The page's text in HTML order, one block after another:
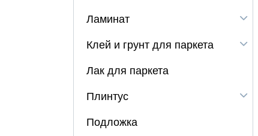
Ламинат
Клей и грунт для паркета
Лак для паркета
Плинтус
Подложка